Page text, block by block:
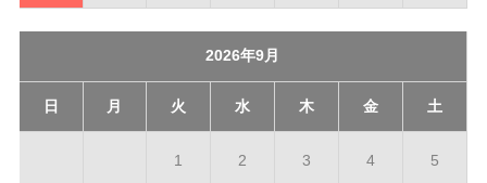
2026年9月
日 月 火 水 木 金 土
1 2 3 4 5